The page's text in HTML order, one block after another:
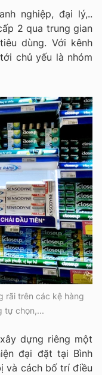
nghiệp, đại lý,..
2 qua trung gian
dùng. Với kênh
chủ yếu là nhóm
rãi trên các kệ hàng
tự chọn,...
dựng riêng một
đại đặt tại Bình
và cách bố trí điều